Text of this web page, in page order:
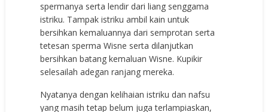
spermanya serta lendir dari liang senggama
istriku. Tampak istriku ambil kain untuk
bersihkan kemaluannya dari semprotan serta
tetesan sperma Wisne serta dilanjutkan
bersihkan batang kemaluan Wisne. Kupikir
selesailah adegan ranjang mereka.
Nyatanya dengan kelihaian istriku dan nafsu
yang masih tetap belum juga terlampiaskan,